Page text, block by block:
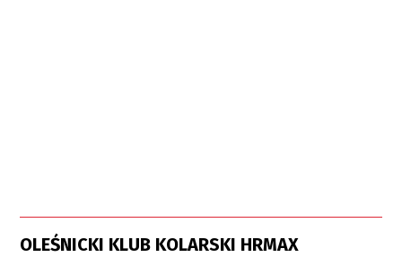
OLEŚNICKI KLUB KOLARSKI HRMAX